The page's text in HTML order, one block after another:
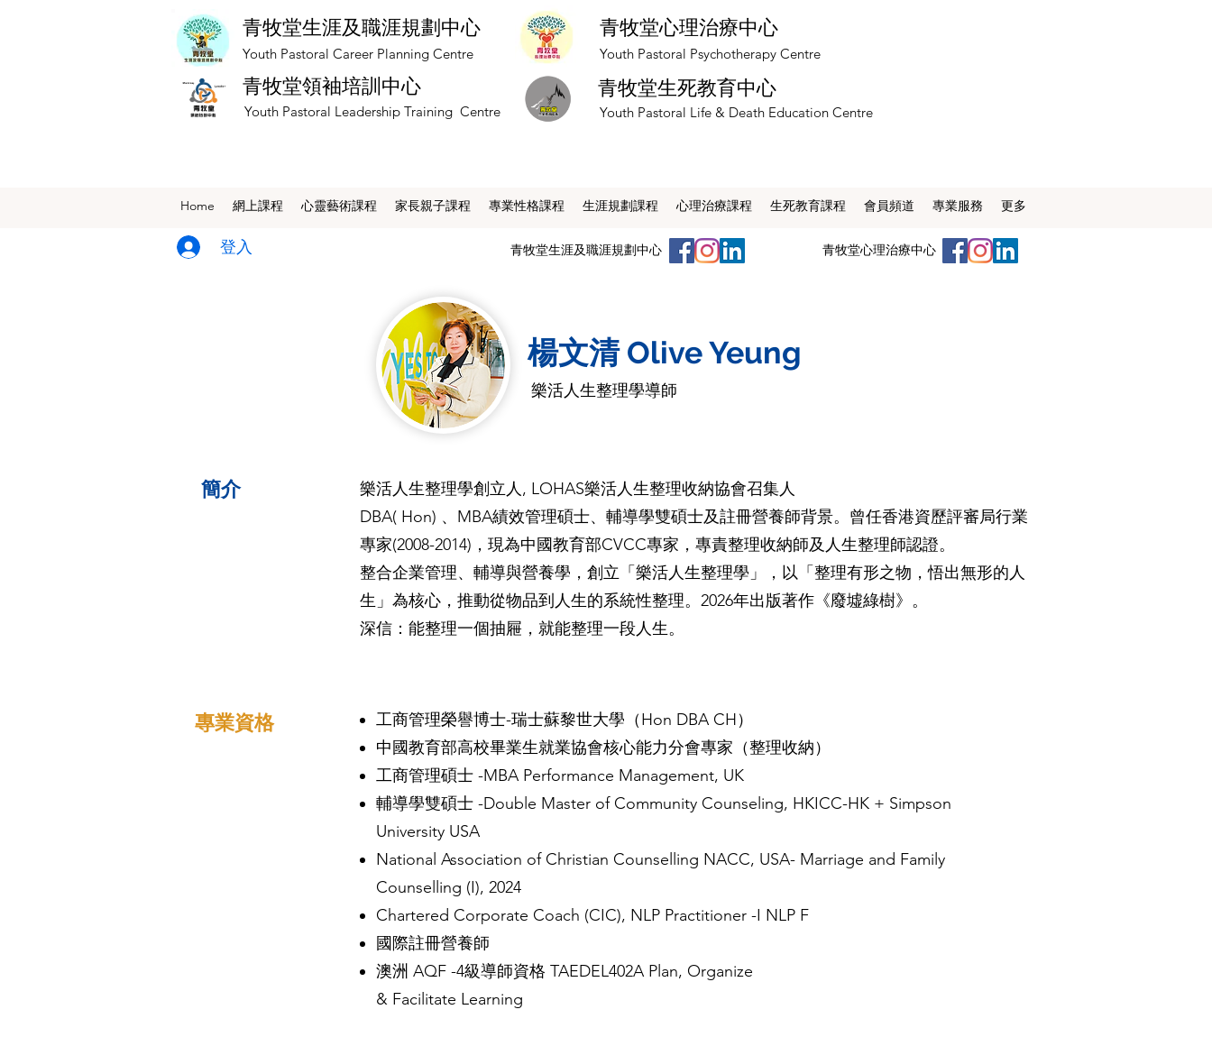
青牧堂生涯及職涯規劃中心
​Youth Pastoral Career Planning Centre
青牧堂領袖培訓中心
​Youth Pastoral Leadership Training Centre
青牧堂心理治療中心
​Youth Pastoral Psychotherapy Centre
青牧堂生死教育中心
​Youth Pastoral Life & Death Education Centre
Home 網上課程 ​心靈藝術課程 家長親子課程 專業性格課程 生涯規劃課程 心理治療課程 生死教育課程 會員頻道 專業服務 更多
登入 ​青牧堂生涯及職涯規劃中心 ​青牧堂心理治療中心
楊文清 Olive Yeung
樂活人生整理學導師
樂活人生整理學創立人, LOHAS樂活人生整理收納協會召集人
DBA( Hon) 、MBA績效管理碩士、輔導學雙碩士及註冊營養師背景。曾任香港資歷評審局行業
專家(2008-2014)，現為中國教育部CVCC專家，專責整理收納師及人生整理師認證。
整合企業管理、輔導與營養學，創立「樂活人生整理學」，以「整理有形之物，悟出無形的人
生」為核心，推動從物品到人生的系統性整理。2026年出版著作《廢墟綠樹》。
深信：能整理一個抽屜，就能整理一段人生。
簡介
​專業資格
工商管理榮譽博士-瑞士蘇黎世大學（Hon DBA CH）
中國教育部高校畢業生就業協會核心能力分會專家（整理收納）
工商管理碩士 -MBA Performance Management, UK
輔導學雙碩士 -Double Master of Community Counseling, HKICC-HK + Simpson
University USA
National Association of Christian Counselling NACC, USA- Marriage and Family
Counselling (I), 2024
Chartered Corporate Coach (CIC), NLP Practitioner -I NLP F
國際註冊營養師
澳洲 AQF -4級導師資格 TAEDEL402A Plan, Organize
& Facilitate Learning